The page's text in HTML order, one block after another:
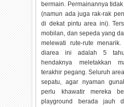
bermain. Permainannya
(namun ada juga rak-rak
di dekat pintu area ini).
mobilan, dan sepeda yang
melewati rute-rute
diarea ini adalah 5
hendaknya meletakkan
terakhir pegang. Seluruh
sepatu, agar nyaman
perlu khawatir mereka
playground berada jauh